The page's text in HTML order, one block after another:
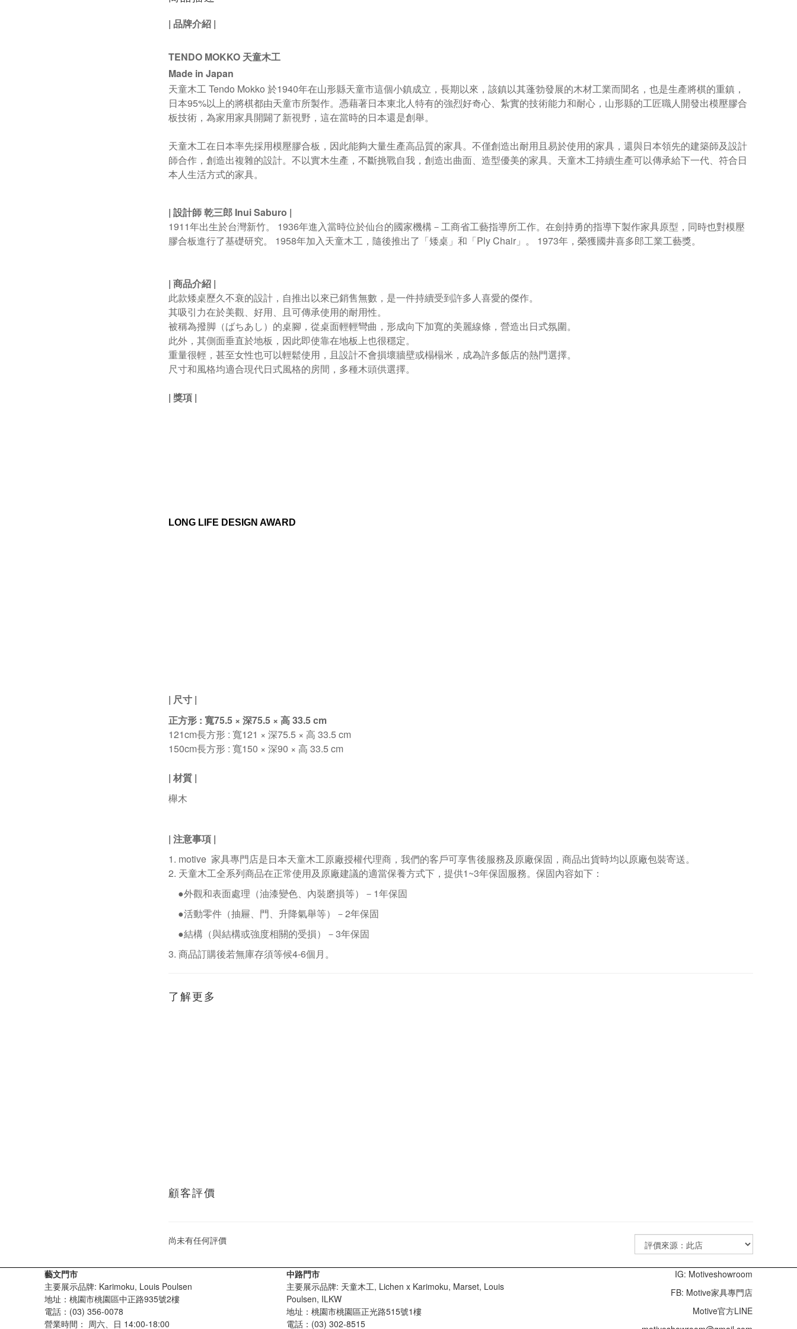
| 品牌介紹 |
TENDO MOKKO 天童木工
Made in Japan
天童木工 Tendo Mokko 於1940年在山形縣天童市這個小鎮成立，長期以來，該鎮以其蓬勃發展的木材工業而聞名，也是生產將棋的重鎮，
日本95%以上的將棋都由天童市所製作。 憑藉著日本東北人特有的強烈好奇心、紮實的技術能力和耐心，山形縣的工匠職人開發出模壓膠合
板技術，為家用家具開闢了新視野，這在當時的日本還是創舉。
天童木工在日本率先採用模壓膠合板，因此能夠大量生產高品質的家具。不僅創造出耐用且易於使用的家具，還與日本領先的建築師及設計
師合作，創造出複雜的設計。不以實木生產，不斷挑戰自我，創造出曲面、造型優美的家具。 天童木工持續生產可以傳承給下一代、符合日
本人生活方式的家具。
| 設計師乾三郎 Inui Saburo |
1911年出生於台灣新竹。 1936年進入當時位於仙台的國家機構－工商省工藝指導所工作。在劍持勇的指導下製作家具原型，同時也對模壓
膠合板進行了基礎研究。 1958年加入天童木工，隨後推出了「矮桌」和「Ply Chair」。 1973年，榮獲國井喜多郎工業工藝獎。
| 商品介紹 |
此款矮桌歷久不衰的設計，自推出以來已銷售無數，是一件持續受到許多人喜愛的傑作。
其吸引力在於美觀、好用、且可傳承使用的耐用性。
被稱為撥脚（ばちあし）的桌腳，從桌面輕輕彎曲，形成向下加寬的美麗線條，營造出日式氛圍。
此外，其側面垂直於地板，因此即使靠在地板上也很穩定。
重量很輕，甚至女性也可以輕鬆使用，且設計不會損壞牆壁或榻榻米，成為許多飯店的熱門選擇。
尺寸和風格均適合現代日式風格的房間，多種木頭供選擇。
| 獎項 |
LONG LIFE DESIGN AWARD
| 尺寸 |
正方形 : 寬75.5 × 深75.5 × 高 33.5 cm
121cm長方形 : 寬121 × 深75.5 × 高 33.5 cm
150cm長方形 : 寬150 × 深90 × 高 33.5 cm
| 材質 |
櫸木
| 注意事項 |
1. motive 家具專門店是日本天童木工原廠授權代理商，我們的客戶可享售後服務及原廠保固，商品出貨時均以原廠包裝寄送。
2. 天童木工全系列商品在正常使用及原廠建議的適當保養方式下，提供1~3年保固服務。保固內容如下：
●外觀和表面處理（油漆變色、內裝磨損等）－ 1年保固
●活動零件（抽屜、門、升降氣舉等）－2年保固
●結構（與結構或強度相關的受損）－3年保固
3. 商品訂購後若無庫存須等候4-6個月。
了解更多
顧客評價
尚未有任何評價
藝文門市
主要展示品牌: Karimoku, Louis Poulsen
地址：桃園市桃園區中正路935號2樓
電話：(03) 356-0078
營業時間： 周六、日 14:00-18:00
中路門市
主要展示品牌: 天童木工, Lichen x Karimoku, Marset, Louis
Poulsen, ILKW
地址：桃園市桃園區正光路515號1樓
電話：(03) 302-8515
IG: Motiveshowroom
FB: Motive家具專門店
Motive官方LINE